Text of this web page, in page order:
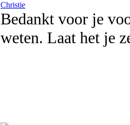
Christie
Bedankt voor je
weten. Laat het je